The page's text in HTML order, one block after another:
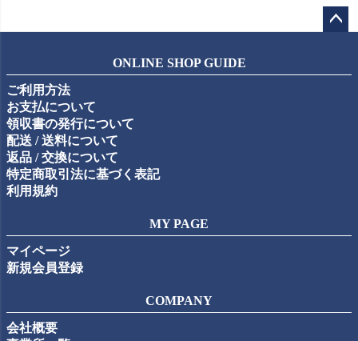
ップ
ONLINE SHOP GUIDE
ご利用方法
お支払について
領収書の発行について
配送 / 送料について
返品 / 交換について
特定商取引法に基づく表記
利用規約
MY PAGE
マイページ
新規会員登録
COMPANY
会社概要